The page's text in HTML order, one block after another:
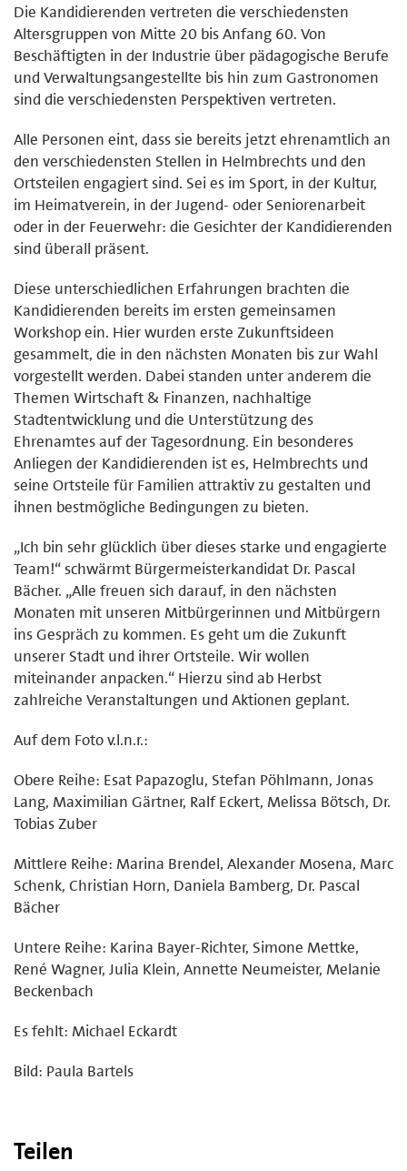
Die Kandidierenden vertreten die verschiedensten
Altersgruppen von Mitte 20 bis Anfang 60. Von
Beschäftigten in der Industrie über pädagogische Berufe
und Verwaltungsangestellte bis hin zum Gastronomen
sind die verschiedensten Perspektiven vertreten.
Alle Personen eint, dass sie bereits jetzt ehrenamtlich an
den verschiedensten Stellen in Helmbrechts und den
Ortsteilen engagiert sind. Sei es im Sport, in der Kultur,
im Heimatverein, in der Jugend- oder Seniorenarbeit
oder in der Feuerwehr: die Gesichter der Kandidierenden
sind überall präsent.
Diese unterschiedlichen Erfahrungen brachten die
Kandidierenden bereits im ersten gemeinsamen
Workshop ein. Hier wurden erste Zukunftsideen
gesammelt, die in den nächsten Monaten bis zur Wahl
vorgestellt werden. Dabei standen unter anderem die
Themen Wirtschaft & Finanzen, nachhaltige
Stadtentwicklung und die Unterstützung des
Ehrenamtes auf der Tagesordnung. Ein besonderes
Anliegen der Kandidierenden ist es, Helmbrechts und
seine Ortsteile für Familien attraktiv zu gestalten und
ihnen bestmögliche Bedingungen zu bieten.
„Ich bin sehr glücklich über dieses starke und engagierte
Team!“ schwärmt Bürgermeisterkandidat Dr. Pascal
Bächer. „Alle freuen sich darauf, in den nächsten
Monaten mit unseren Mitbürgerinnen und Mitbürgern
ins Gespräch zu kommen. Es geht um die Zukunft
unserer Stadt und ihrer Ortsteile. Wir wollen
miteinander anpacken.“ Hierzu sind ab Herbst
zahlreiche Veranstaltungen und Aktionen geplant.
Auf dem Foto v.l.n.r.:
Obere Reihe: Esat Papazoglu, Stefan Pöhlmann, Jonas
Lang, Maximilian Gärtner, Ralf Eckert, Melissa Bötsch, Dr.
Tobias Zuber
Mittlere Reihe: Marina Brendel, Alexander Mosena, Marc
Schenk, Christian Horn, Daniela Bamberg, Dr. Pascal
Bächer
Untere Reihe: Karina Bayer-Richter, Simone Mettke,
René Wagner, Julia Klein, Annette Neumeister, Melanie
Beckenbach
Es fehlt: Michael Eckardt
Bild: Paula Bartels
Teilen